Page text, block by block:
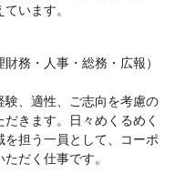
います。
務・人事・総務・広報）
、適性、ご志向を考慮の
きます。日々めくるめく
担う一員として、コーポ
だく仕事です。